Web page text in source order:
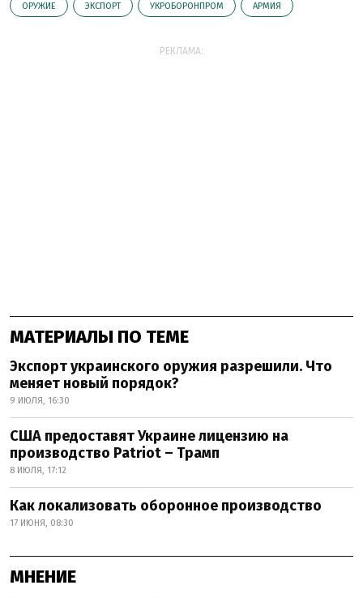
ОРУЖИЕ ЭКСПОРТ УКРОБОРОНПРОМ АРМИЯ
РЕКЛАМА:
МАТЕРИАЛЫ ПО ТЕМЕ
Экспорт украинского оружия разрешили. Что
меняет новый порядок?
9 ИЮЛЯ, 16:30
США предоставят Украине лицензию на
производство Patriot – Трамп
8 ИЮЛЯ, 17:12
Как локализовать оборонное производство
17 ИЮНЯ, 08:30
МНЕНИЕ